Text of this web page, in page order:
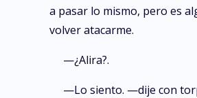
a pasar lo mismo, pero es
volver atacarme.
—¿Alira?.
—Lo siento. —dije con